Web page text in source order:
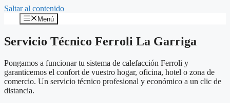
Saltar al contenido
Menú
Servicio Técnico Ferroli La Garriga
Pongamos a funcionar tu sistema de calefacción Ferroli y
garanticemos el confort de vuestro hogar, oficina, hotel o zona de
comercio. Un servicio técnico profesional y económico a un clic de
distancia.